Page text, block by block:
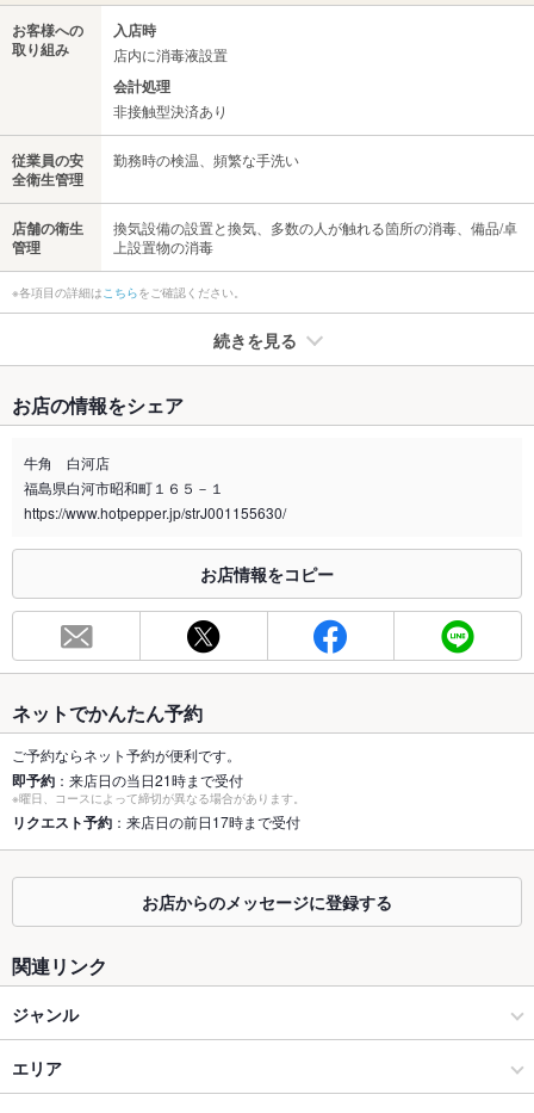
お客様への
取り組み
入店時
店内に消毒液設置
会計処理
非接触型決済あり
従業員の安
全衛生管理
勤務時の検温、頻繁な手洗い
店舗の衛生
管理
換気設備の設置と換気、多数の人が触れる箇所の消毒、備品/卓
上設置物の消毒
※各項目の詳細はこちらをご確認ください。
続きを見る
禁煙・喫煙 全席禁煙
喫煙専用室
※2020年4月1日～受動喫煙対策に関する法律が施行されています。正しい情報はお店へお問い
総席数
67席(ご宴会に大人気です！※お席の詳細は各店舗までお問合せ
容人数
個室 なし ：掘りごたつ個室あり(8名～10名様用)
座敷
あり ：座敷がある焼肉屋！大人数で食べ放題&飲み放題で元気
に宴会♪
でお問合せ下さい。みんなでワイワイ焼肉パーティー!
ソファー あり
テラス席 なし
お店の情報をシェア
牛角 白河店
福島県白河市昭和町１６５－１
https://www.hotpepper.jp/strJ001155630/
お店情報をコピー
ネットでかんたん予約
ご予約ならネット予約が便利です。
即予約 ：来店日の当日21時まで受付
※曜日、コースによって締切が異なる場合があります。
リクエスト予約 ：来店日の前日17時まで受付
お店からのメッセージに登録する
関連リンク
ジャンル
焼肉・ホルモン
エリア